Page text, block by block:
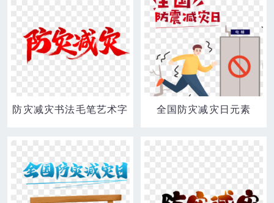
防灾减灾书法毛笔艺术字 全国防灾减灾日元素